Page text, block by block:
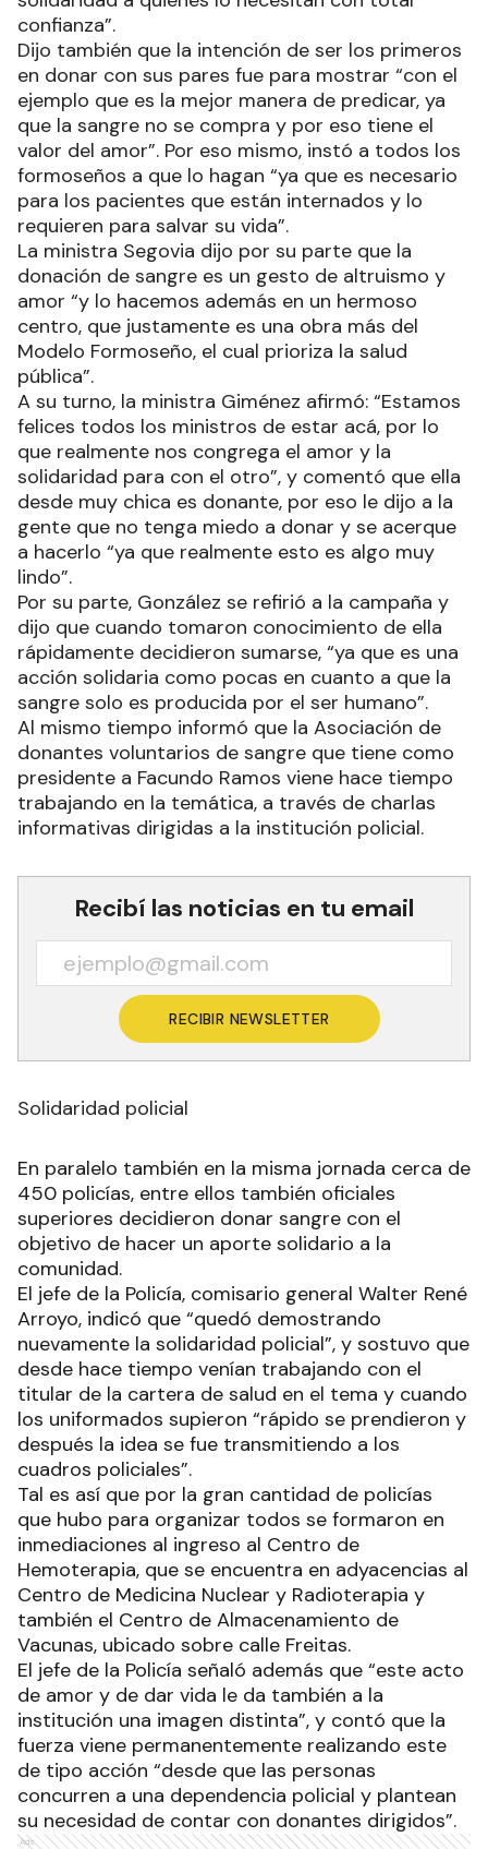
confianza”.
Dijo también que la intención de ser los primeros
en donar con sus pares fue para mostrar “con el
ejemplo que es la mejor manera de predicar, ya
que la sangre no se compra y por eso tiene el
valor del amor”. Por eso mismo, instó a todos los
formoseños a que lo hagan “ya que es necesario
para los pacientes que están internados y lo
requieren para salvar su vida”.
La ministra Segovia dijo por su parte que la
donación de sangre es un gesto de altruismo y
amor “y lo hacemos además en un hermoso
centro, que justamente es una obra más del
Modelo Formoseño, el cual prioriza la salud
pública”.
A su turno, la ministra Giménez afirmó: “Estamos
felices todos los ministros de estar acá, por lo
que realmente nos congrega el amor y la
solidaridad para con el otro”, y comentó que ella
desde muy chica es donante, por eso le dijo a la
gente que no tenga miedo a donar y se acerque
a hacerlo “ya que realmente esto es algo muy
lindo”.
Por su parte, González se refirió a la campaña y
dijo que cuando tomaron conocimiento de ella
rápidamente decidieron sumarse, “ya que es una
acción solidaria como pocas en cuanto a que la
sangre solo es producida por el ser humano”.
Al mismo tiempo informó que la Asociación de
donantes voluntarios de sangre que tiene como
presidente a Facundo Ramos viene hace tiempo
trabajando en la temática, a través de charlas
informativas dirigidas a la institución policial.
Recibí las noticias en tu email
RECIBIR NEWSLETTER
Solidaridad policial
En paralelo también en la misma jornada cerca de
450 policías, entre ellos también oficiales
superiores decidieron donar sangre con el
objetivo de hacer un aporte solidario a la
comunidad.
El jefe de la Policía, comisario general Walter René
Arroyo, indicó que “quedó demostrando
nuevamente la solidaridad policial”, y sostuvo que
desde hace tiempo venían trabajando con el
titular de la cartera de salud en el tema y cuando
los uniformados supieron “rápido se prendieron y
después la idea se fue transmitiendo a los
cuadros policiales”.
Tal es así que por la gran cantidad de policías
que hubo para organizar todos se formaron en
inmediaciones al ingreso al Centro de
Hemoterapia, que se encuentra en adyacencias al
Centro de Medicina Nuclear y Radioterapia y
también el Centro de Almacenamiento de
Vacunas, ubicado sobre calle Freitas.
El jefe de la Policía señaló además que “este acto
de amor y de dar vida le da también a la
institución una imagen distinta”, y contó que la
fuerza viene permanentemente realizando este
de tipo acción “desde que las personas
concurren a una dependencia policial y plantean
su necesidad de contar con donantes dirigidos”.
Ads